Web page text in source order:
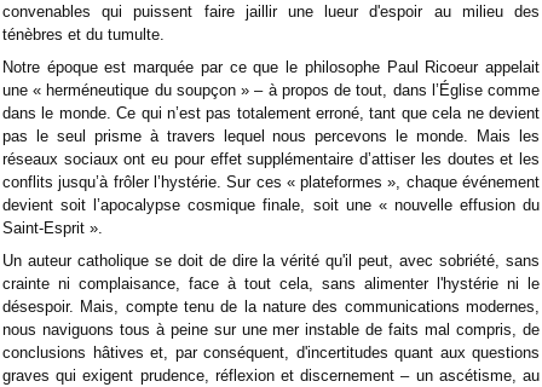
convenables qui puissent faire jaillir une lueur d'espoir au milieu des
ténèbres et du tumulte.
Notre époque est marquée par ce que le philosophe Paul Ricoeur appelait
une « herméneutique du soupçon » – à propos de tout, dans l’Église comme
dans le monde. Ce qui n’est pas totalement erroné, tant que cela ne devient
pas le seul prisme à travers lequel nous percevons le monde. Mais les
réseaux sociaux ont eu pour effet supplémentaire d’attiser les doutes et les
conflits jusqu’à frôler l’hystérie. Sur ces « plateformes », chaque événement
devient soit l’apocalypse cosmique finale, soit une « nouvelle effusion du
Saint-Esprit ».
Un auteur catholique se doit de dire la vérité qu'il peut, avec sobriété, sans
crainte ni complaisance, face à tout cela, sans alimenter l'hystérie ni le
désespoir. Mais, compte tenu de la nature des communications modernes,
nous naviguons tous à peine sur une mer instable de faits mal compris, de
conclusions hâtives et, par conséquent, d'incertitudes quant aux questions
graves qui exigent prudence, réflexion et discernement – ​​un ascétisme, au